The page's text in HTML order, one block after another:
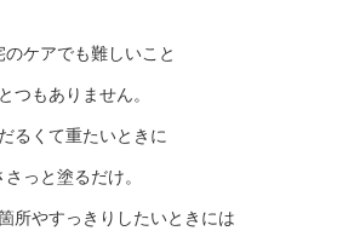
のケアでも難しいこと
つもありません。
るくて重たいときに
さっと塗るだけ。
所やすっきりしたいときには